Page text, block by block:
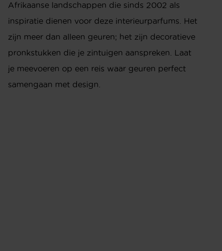
Afrikaanse landschappen die sinds 2002 als
inspiratie dienen voor deze interieurparfums. Het
zijn meer dan alleen geuren; het zijn decoratieve
pronkstukken die je zintuigen aanspreken. Laat
je meevoeren op een reis waar geuren perfect
samengaan met design.